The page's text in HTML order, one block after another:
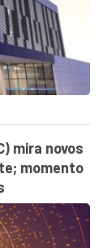
mira novos
momento